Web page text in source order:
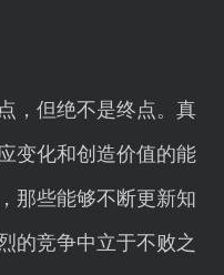
，但绝不是终点。真
变化和创造价值的能
那些能够不断更新知
的竞争中立于不败之